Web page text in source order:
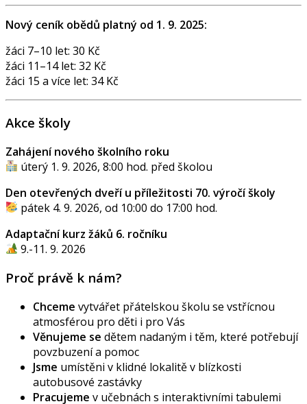
Nový ceník obědů platný od 1. 9. 2025:
žáci 7–10 let: 30 Kč
žáci 11–14 let: 32 Kč
žáci 15 a více let: 34 Kč
Akce školy
Zahájení nového školního roku
úterý 1. 9. 2026, 8:00 hod. před školou
Den otevřených dveří u příležitosti 70. výročí školy
pátek 4. 9. 2026, od 10:00 do 17:00 hod.
Adaptační kurz žáků 6. ročníku
9.-11. 9. 2026
Proč právě k nám?
Chceme vytvářet přátelskou školu se vstřícnou
atmosférou pro děti i pro Vás
Věnujeme se dětem nadaným i těm, které potřebují
povzbuzení a pomoc
Jsme umístěni v klidné lokalitě v blízkosti
autobusové zastávky
Pracujeme v učebnách s interaktivními tabulemi